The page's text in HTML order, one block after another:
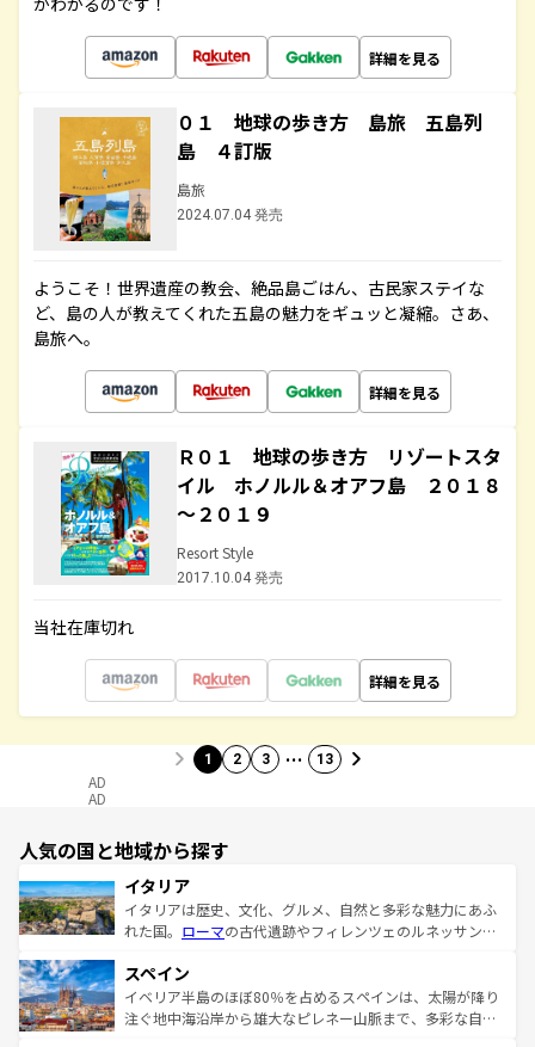
詳細を見る
０１ 地球の歩き方 島旅 五島列
島 ４訂版
島旅
2024.07.04 発売
ようこそ！世界遺産の教会、絶品島ごはん、古民家ステイな
ど、島の人が教えてくれた五島の魅力をギュッと凝縮。さあ、
島旅へ。
詳細を見る
Ｒ０１ 地球の歩き方 リゾートスタ
イル ホノルル＆オアフ島 ２０１８
～２０１９
Resort Style
2017.10.04 発売
当社在庫切れ
詳細を見る
1 2 3 … 13
AD
AD
人気の国と地域から探す
イタリア
イタリアは歴史、文化、グルメ、自然と多彩な魅力にあふ
れた国。 ローマの古代遺跡やフィレンツェのルネッサンス
ろん、トスカーナの美しい田園風景やアマルフィ海岸の絶
景など、自然景観も見逃せない。観光の合間には、本場の
ピザやパスタなど、絶品のイタリア料理を堪能することも
スペイン
イベリア半島のほぼ80％を占めるスペインは、太陽が降り
注ぐ地中海沿岸から雄大なピレネー山脈まで、多彩な自然